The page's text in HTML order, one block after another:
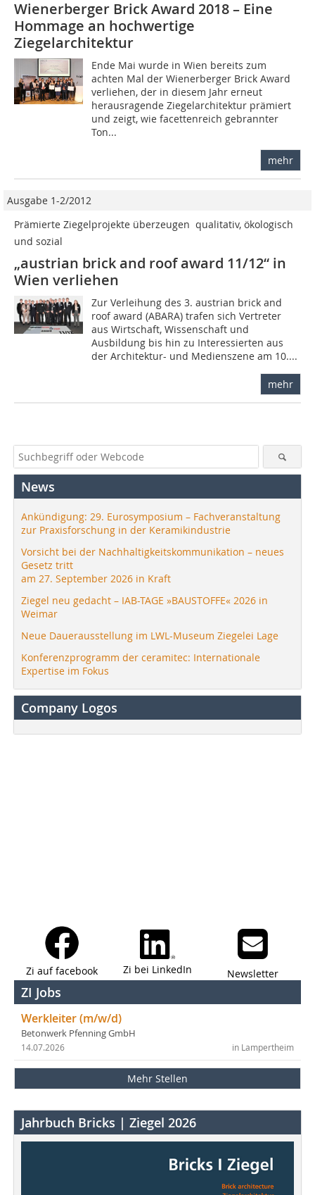
Wienerberger Brick Award 2018 – Eine
Hommage an hochwertige
Ziegelarchitektur
Ende Mai wurde in Wien bereits zum
achten Mal der Wienerberger Brick Award
verliehen, der in diesem Jahr erneut
herausragende Ziegelarchitektur prämiert
und zeigt, wie facettenreich gebrannter
Ton...
mehr
Ausgabe 1-2/2012
Prämierte Ziegelprojekte überzeugen  qualitativ, ökologisch
und sozial
„austrian brick and roof award 11/12“ in
Wien verliehen
Zur Verleihung des 3. ­austrian brick and
roof award (ABARA) trafen sich Vertreter
aus Wirtschaft, Wissenschaft und
Ausbildung bis hin zu Interessierten aus
der Architektur- und Medien­szene am 10....
mehr
News
Ankündigung: 29. Eurosymposium – Fachveranstaltung
zur Praxisforschung in der Keramikindustrie
Vorsicht bei der Nachhaltigkeitskommunikation – neues
Gesetz tritt
am 27. September 2026 in Kraft
Ziegel neu gedacht – IAB-TAGE »BAUSTOFFE« 2026 in
Weimar
Neue Dauerausstellung im LWL-Museum Ziegelei Lage
Konferenzprogramm der ceramitec: Internationale
Expertise im Fokus
Company Logos
Zi auf facebook Zi bei LinkedIn Newsletter
ZI Jobs
Werkleiter (m/w/d)
Betonwerk Pfenning GmbH
in Lampertheim
14.07.2026
Mehr Stellen
Jahrbuch Bricks | Ziegel 2026